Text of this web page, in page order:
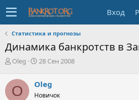
Вход
Статистика и прогнозы
Динамика банкротств в
А
т
о
р
Oleg
Д
а
н
28 Сен 2008
O Oleg
Новичок